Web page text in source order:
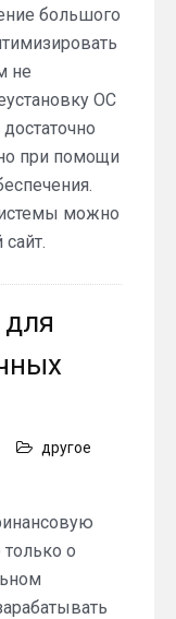
большого
не
ОС
при помощи
можно
другое
только о